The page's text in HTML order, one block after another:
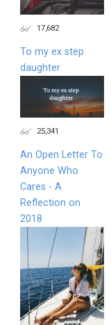
17,682
To my ex step
daughter
25,341
An Open Letter To
Anyone Who
Cares - A
Reflection on
2018